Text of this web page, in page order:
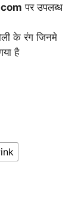
पर उपलब्ध
के रंग जिनमे
है